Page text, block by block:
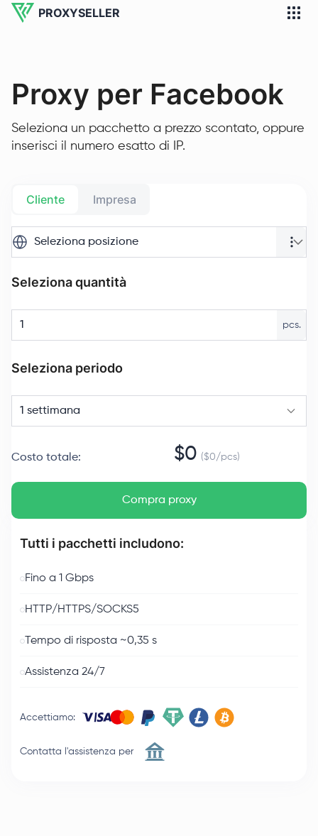
PROXYSELLER
Proxy per Facebook
Seleziona un pacchetto a prezzo scontato, oppure
inserisci il numero esatto di IP.
Cliente Impresa
Seleziona posizione
Seleziona quantità
pcs.
Seleziona periodo
1 settimana
Costo totale: $0 ($0/pcs)
Compra proxy
Tutti i pacchetti includono:
Fino a 1 Gbps
HTTP/HTTPS/SOCKS5
Tempo di risposta ~0,35 s
Assistenza 24/7
Accettiamo:
Contatta l'assistenza per